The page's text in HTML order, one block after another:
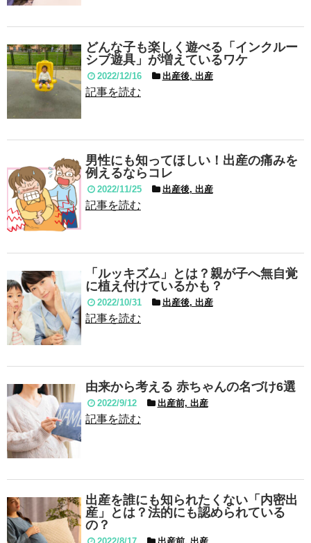
どんな子も楽しく遊べる「インクルー
シブ遊具」が増えているワケ
2022/12/16 出産後, 出産
記事を読む
男性にも知ってほしい！出産の痛みを
例えるならコレ
2022/11/25 出産後, 出産
記事を読む
「ルッキズム」とは？親が子へ無自覚
に植え付けているかも？
2022/10/31 出産後, 出産
記事を読む
由来から考える 赤ちゃんの名づけ6選
2022/9/12 出産前, 出産
記事を読む
出産を誰にも知られたくない「内密出
産」とは？法的にも認められている
の？